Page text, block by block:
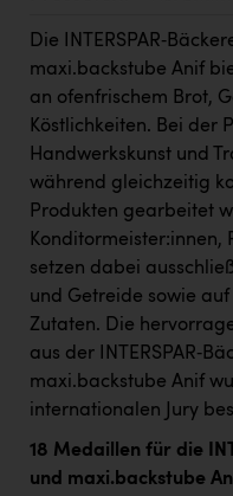
KLIPP Frisör
Kleider Bauer
Kremsmüller
Maximarkt
Oldtimer Raststationen
Österreichischer
Orlen
PEZ
REMAX
Die
maxi.backstube Anif
an ofenfrischem Brot,
Köstlichkeiten. Bei der
Handwerkskunst und
während gleichzeitig
Produkten gearbeitet
Konditormeister:innen,
setzen dabei
und Getreide sowie
Zutaten. Die
aus der
maxi.backstube Anif
internationalen Jury
18 Medaillen für die
und maxi.backstube